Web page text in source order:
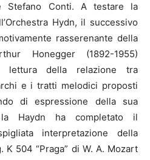
Stefano Conti. A testare la
Hydn, il successivo
rasserenante della
Honegger (1892-1955)
lettura della relazione tra
e i tratti melodici proposti
di espressione della sua
la Haydn ha completato il
interpretazione della
504 “Praga” di W. A. Mozart